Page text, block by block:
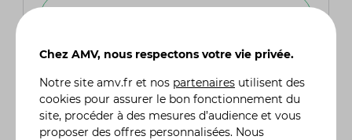
Questions fréquentes
Chez AMV, nous respectons votre vie privée.
Notre site amv.fr et nos partenaires utilisent des
cookies pour assurer le bon fonctionnement du
site, procéder à des mesures d’audience et vous
proposer des offres personnalisées. Nous